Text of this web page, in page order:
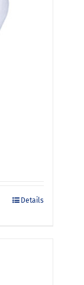
Details